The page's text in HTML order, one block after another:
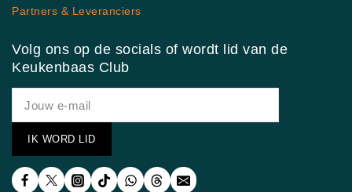
Partners & Leveranciers
Volg ons op de socials of wordt lid van de
Keukenbaas Club